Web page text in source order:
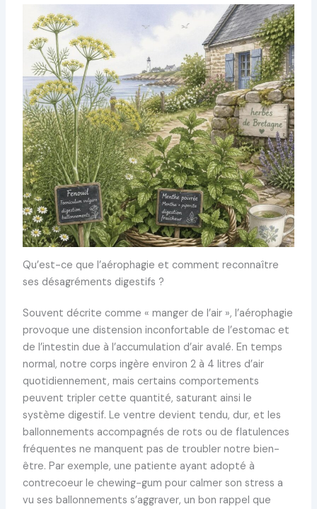
Qu’est-ce que l’aérophagie et comment reconnaître
ses désagréments digestifs ?
Souvent décrite comme « manger de l’air », l’aérophagie
provoque une distension inconfortable de l’estomac et
de l’intestin due à l’accumulation d’air avalé. En temps
normal, notre corps ingère environ 2 à 4 litres d’air
quotidiennement, mais certains comportements
peuvent tripler cette quantité, saturant ainsi le
système digestif. Le ventre devient tendu, dur, et les
ballonnements accompagnés de rots ou de flatulences
fréquentes ne manquent pas de troubler notre bien-
être. Par exemple, une patiente ayant adopté à
contrecoeur le chewing-gum pour calmer son stress a
vu ses ballonnements s’aggraver, un bon rappel que